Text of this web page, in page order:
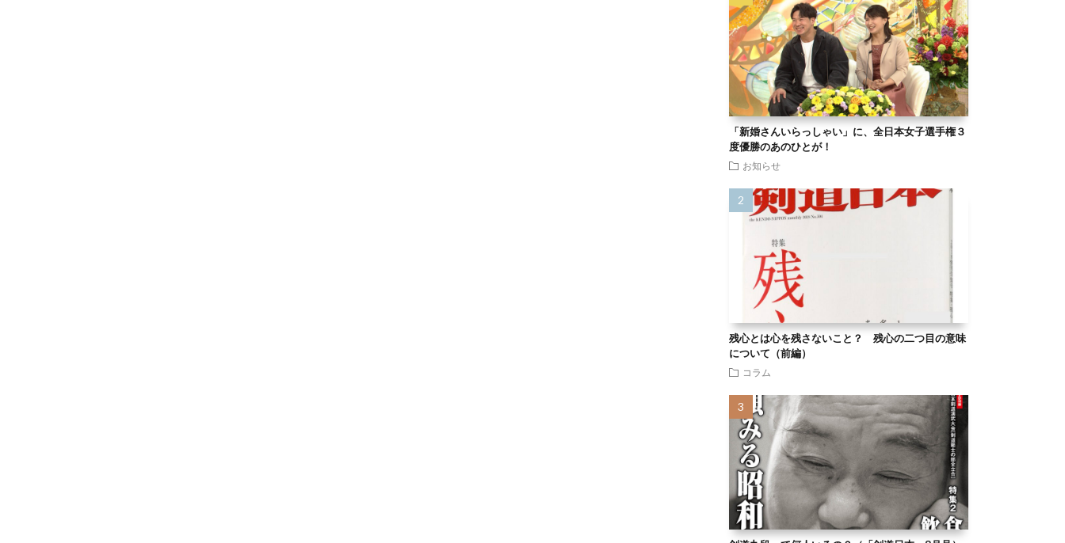
「新婚さんいらっしゃい」に、全日本女子選手権３
度優勝のあのひとが！
お知らせ
残心とは心を残さないこと？ 残心の二つ目の意味
について（前編）
コラム